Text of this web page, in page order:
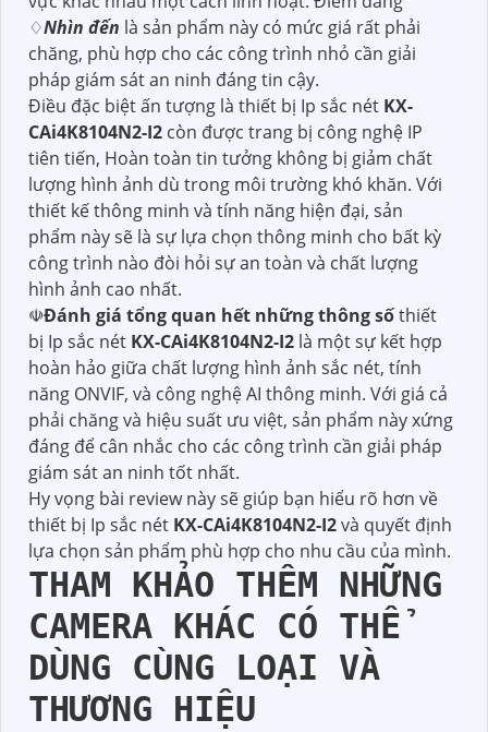
♢Nhìn đến là sản phẩm này có mức giá rất phải
chăng, phù hợp cho các công trình nhỏ cần giải
pháp giám sát an ninh đáng tin cậy.
Điều đặc biệt ấn tượng là thiết bị Ip sắc nét KX-
CAi4K8104N2-I2 còn được trang bị công nghệ IP
tiên tiến, Hoàn toàn tin tưởng không bị giảm chất
lượng hình ảnh dù trong môi trường khó khăn. Với
thiết kế thông minh và tính năng hiện đại, sản
phẩm này sẽ là sự lựa chọn thông minh cho bất kỳ
công trình nào đòi hỏi sự an toàn và chất lượng
hình ảnh cao nhất.
☫Đánh giá tổng quan hết những thông sốthiết
bị Ip sắc nét KX-CAi4K8104N2-I2 là một sự kết hợp
hoàn hảo giữa chất lượng hình ảnh sắc nét, tính
năng ONVIF, và công nghệ AI thông minh. Với giá cả
phải chăng và hiệu suất ưu việt, sản phẩm này xứng
đáng để cân nhắc cho các công trình cần giải pháp
giám sát an ninh tốt nhất.
Hy vọng bài review này sẽ giúp bạn hiểu rõ hơn về
thiết bị Ip sắc nét KX-CAi4K8104N2-I2và quyết định
lựa chọn sản phẩm phù hợp cho nhu cầu của mình.
THAM KHẢO THÊM NHỮNG
CAMERA KHÁC CÓ THỂ
DÙNG CÙNG LOẠI VÀ
THƯƠNG HIỆU